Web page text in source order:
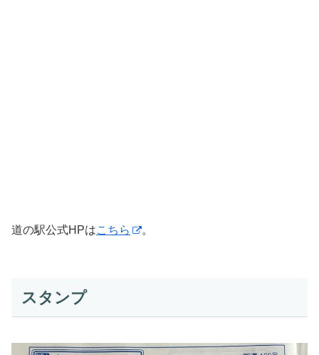
道の駅公式HPはこちら 。
スタンプ